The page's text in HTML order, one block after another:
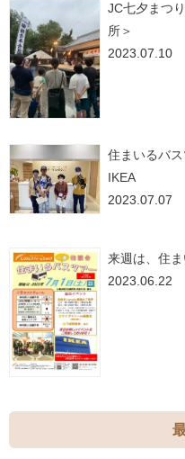
JC七夕まつ
所＞
2023.07.10
住まいるバ
IKEA
2023.07.07
来週は、住
2023.06.22